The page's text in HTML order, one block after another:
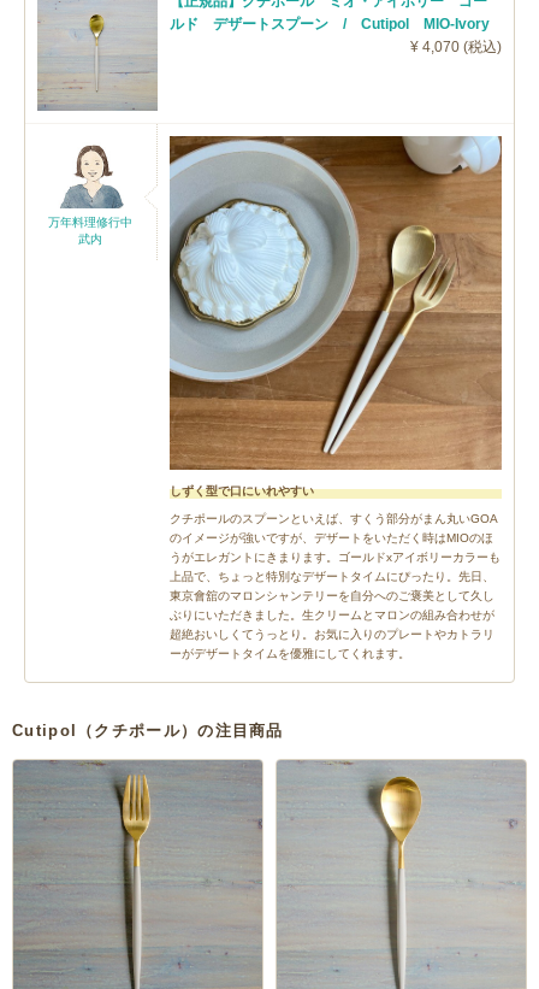
ルド デザートスプーン / Cutipol MIO-Ivory
¥ 4,070 (税込)
万年料理修行中
武内
しずく型で口にいれやすい
クチポールのスプーンといえば、すくう部分がまん丸いGOA
のイメージが強いですが、デザートをいただく時はMIOのほ
うがエレガントにきまります。ゴールドxアイボリーカラーも
上品で、ちょっと特別なデザートタイムにぴったり。先日、
東京會舘のマロンシャンテリーを自分へのご褒美として久し
ぶりにいただきました。生クリームとマロンの組み合わせが
超絶おいしくてうっとり。お気に入りのプレートやカトラリ
ーがデザートタイムを優雅にしてくれます。
Cutipol（クチポール）の注目商品